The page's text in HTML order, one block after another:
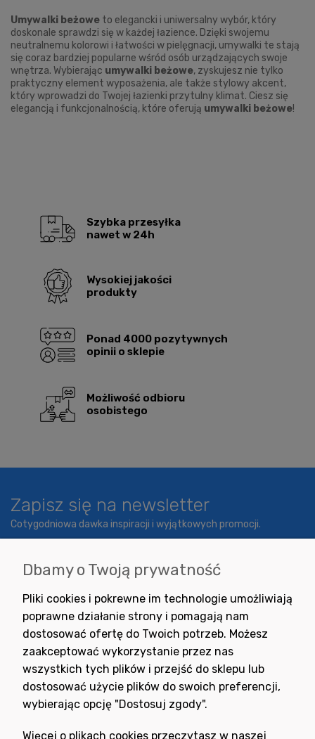
Umywalki beżowe to elegancki i uniwersalny wybór, który
doskonale sprawdzi się w każdej łazience. Dzięki swojemu
neutralnemu kolorowi i łatwości w pielęgnacji, umywalki te stają
się coraz bardziej popularne wśród osób urządzających swoje
wnętrza. Wybierając umywalki beżowe, zyskujesz nie tylko
praktyczny element wyposażenia, ale także stylowy akcent,
który wprowadzi do Twojej łazienki przytulny klimat. Ciesz się
elegancją i funkcjonalnością, które oferują umywalki beżowe!
Szybka przesyłka
nawet w 24h
Wysokiej jakości
produkty
Ponad 4000 pozytywnych
opinii o sklepie
Możliwość odbioru
osobistego
Zapisz się na newsletter
Cotygodniowa dawka inspiracji i wyjątkowych promocji.
Wyrażam zgodę na otrzymywanie newslettera z inspiracjami,
nowościami i promocjami.
Potrzebujesz pomocy
Dbamy o Twoją prywatność
Pliki cookies i pokrewne im technologie umożliwiają
poprawne działanie strony i pomagają nam
dostosować ofertę do Twoich potrzeb. Możesz
zaakceptować wykorzystanie przez nas
wszystkich tych plików i przejść do sklepu lub
dostosować użycie plików do swoich preferencji,
wybierając opcję "Dostosuj zgody".
Więcej o plikach cookies przeczytasz w naszej